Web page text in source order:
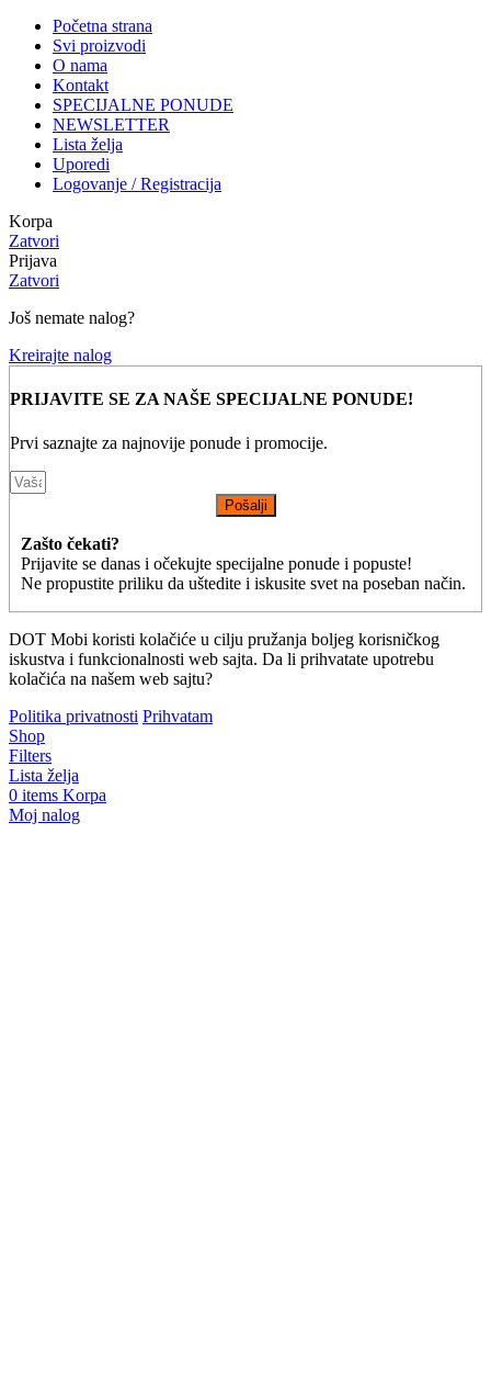
Početna strana
Svi proizvodi
O nama
Kontakt
SPECIJALNE PONUDE
NEWSLETTER
Lista želja
Uporedi
Logovanje / Registracija
Korpa
Zatvori
Prijava
Zatvori
Još nemate nalog?
Kreirajte nalog
PRIJAVITE SE ZA NAŠE SPECIJALNE PONUDE!
Prvi saznajte za najnovije ponude i promocije.
Pošalji
Zašto čekati?
Prijavite se danas i očekujte specijalne ponude i popuste!
Ne propustite priliku da uštedite i iskusite svet na poseban način.
DOT Mobi koristi kolačiće u cilju pružanja boljeg korisničkog
iskustva i funkcionalnosti web sajta. Da li prihvatate upotrebu
kolačića na našem web sajtu?
Politika privatnosti Prihvatam
Shop
Filters
Lista želja
0 items Korpa
Moj nalog